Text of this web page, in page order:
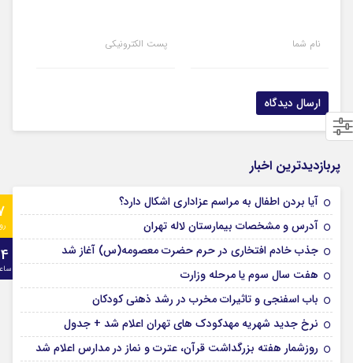
نام شما پست الکترونیکی
پربازدیدترین اخبار
آیا بردن اطفال به مراسم عزادارى اشکال دارد؟
آدرس و مشخصات بیمارستان لاله تهران
جذب خادم افتخاری در حرم حضرت معصومه(س) آغاز شد
هفت سال سوم یا مرحله وزارت
باب اسفنجی و تاثیرات مخرب در رشد ذهنی کودکان
نرخ جدید شهریه مهدکودک های تهران اعلام شد + جدول
روزشمار هفته بزرگداشت قرآن، عترت و نماز در مدارس اعلام شد